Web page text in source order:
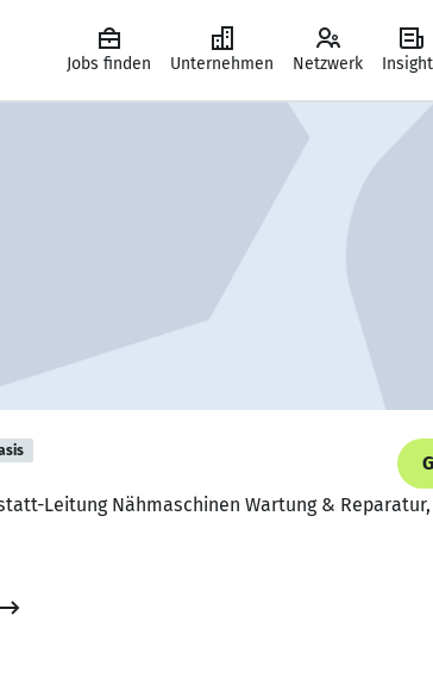
Jobs finden Unternehmen Netzwerk
Leitung Nähmaschinen Wartung & Reparatur,